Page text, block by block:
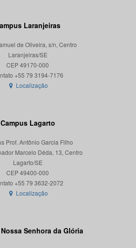
Laranjeiras
de Oliveira, s/n, Centro
Laranjeiras/SE
CEP 49170-000
Localização
Campus Lagarto
Prof. Antônio Garcia Filho
Marcelo Déda, 13, Centro
Lagarto/SE
CEP 49400-000
Localização
Senhora da Glória